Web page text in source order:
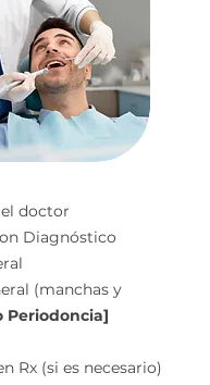
doctor
Diagnóstico
(manchas y
Periodoncia]
Rx (si es necesario)